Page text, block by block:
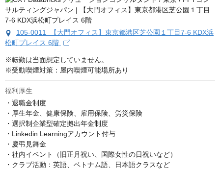
105-0011 【大門オフィス】東京都港区芝公園１丁目7-6 KDX浜
松町プレイス 6階
※転勤は当面想定していません。
※受動喫煙対策：屋内喫煙可能場所あり
福利厚生
・退職金制度
・厚生年金、健康保険、雇用保険、労災保険
・選択制企業型確定拠出年金制度
・Linkedin Learningアカウント付与
・慶弔見舞金
・社内イベント（旧正月祝い、国際女性の日祝いなど）
・クラブ活動：英語、ベトナム語、日本語クラスなど